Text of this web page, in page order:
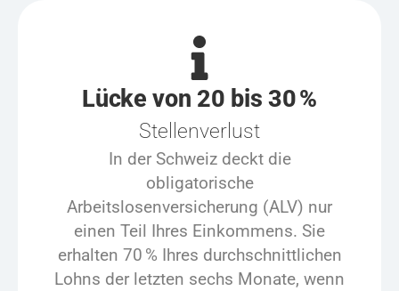
Lücke von 20 bis 30 %
Stellenverlust
In der Schweiz deckt die
obligatorische
Arbeitslosenversicherung (ALV) nur
einen Teil Ihres Einkommens. Sie
erhalten 70 % Ihres durchschnittlichen
Lohns der letzten sechs Monate, wenn